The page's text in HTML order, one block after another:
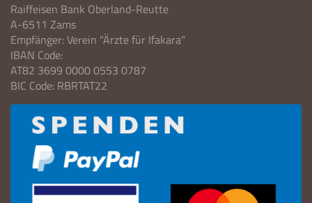
Raiffeisen Bank Oberland-Reutte
A-6511 Zams
Empfänger: Verein "Ärzte für Ifakara"
IBAN Code:
AT82 3699 0000 0553 0787
BIC Code: RBRTAT22